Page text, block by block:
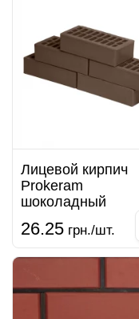
Лицевой кирпич
Prokeram
шоколадный
26.25 грн./шт.